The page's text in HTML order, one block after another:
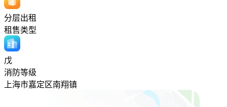
分层出租
租售类型
戊
消防等级
上海市嘉定区南翔镇